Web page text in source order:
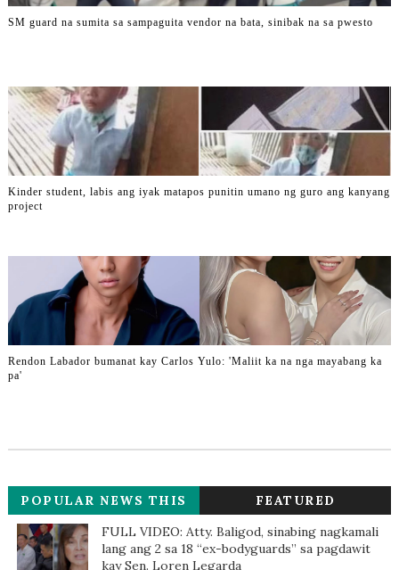
SM guard na sumita sa sampaguita vendor na bata, sinibak na sa pwesto
Kinder student, labis ang iyak matapos punitin umano ng guro ang kanyang
project
Rendon Labador bumanat kay Carlos Yulo: 'Maliit ka na nga mayabang ka
pa'
POPULAR NEWS THIS
WEEK
FEATURED
FULL VIDEO: Atty. Baligod, sinabing nagkamali
lang ang 2 sa 18 “ex-bodyguards” sa pagdawit
kay Sen. Loren Legarda